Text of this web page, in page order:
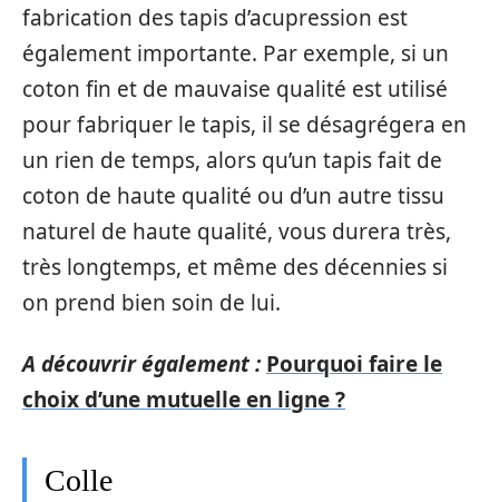
fabrication des tapis d’acupression est
également importante. Par exemple, si un
coton fin et de mauvaise qualité est utilisé
pour fabriquer le tapis, il se désagrégera en
un rien de temps, alors qu’un tapis fait de
coton de haute qualité ou d’un autre tissu
naturel de haute qualité, vous durera très,
très longtemps, et même des décennies si
on prend bien soin de lui.
A découvrir également : Pourquoi faire le
choix d’une mutuelle en ligne ?
Colle